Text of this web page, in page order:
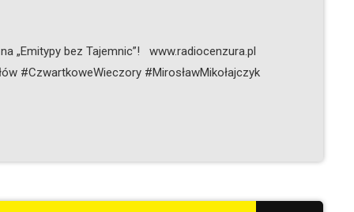
„Emitypy bez Tajemnic”! www.radiocenzura.pl
#CzwartkoweWieczory #MirosławMikołajczyk